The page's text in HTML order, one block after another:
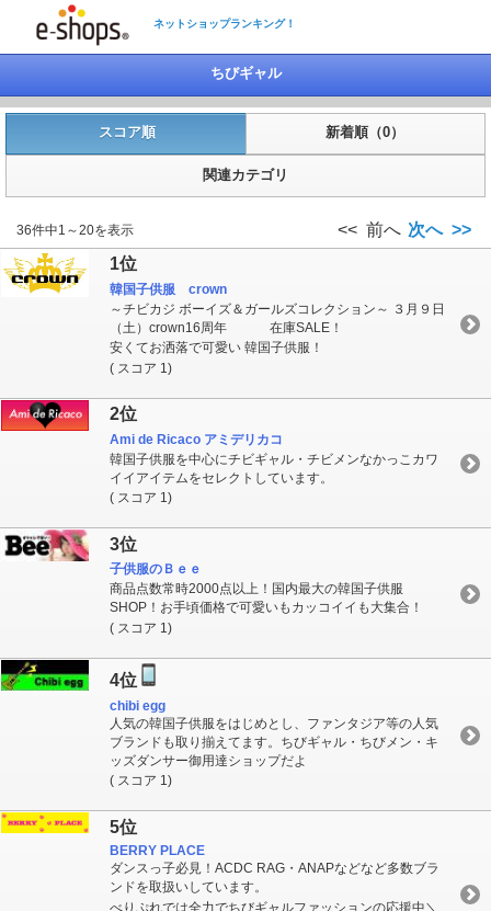
ネットショップランキング！
ちびギャル
スコア順 新着順（0）
関連カテゴリ
36件中1～20を表示 << 前へ 次へ >>
1位
韓国子供服 crown
～チビカジ ボーイズ＆ガールズコレクション～ ３月９日
（土）crown16周年 在庫SALE！
安くてお洒落で可愛い 韓国子供服！
( スコア 1)
2位
Ami de Ricaco アミデリカコ
韓国子供服を中心にチビギャル・チビメンなかっこカワ
イイアイテムをセレクトしています。
( スコア 1)
3位
子供服のＢｅｅ
商品点数常時2000点以上！国内最大の韓国子供服
SHOP！お手頃価格で可愛いもカッコイイも大集合！
( スコア 1)
4位
chibi egg
人気の韓国子供服をはじめとし、ファンタジア等の人気
ブランドも取り揃えてます。ちびギャル・ちびメン・キ
ッズダンサー御用達ショップだよ
( スコア 1)
5位
BERRY PLACE
ダンスっ子必見！ACDC RAG・ANAPなどなど多数ブラ
ンドを取扱いしています。
べりぷれでは全力でちびギャルファッションの応援中＼